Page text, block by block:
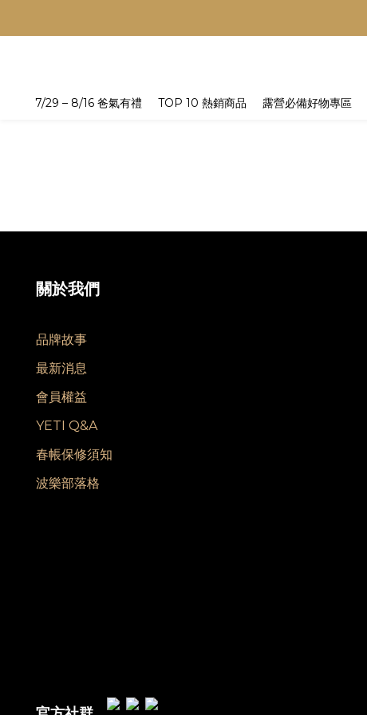
7/29 – 8/16 爸氣有禮 TOP 10 熱銷商品 露營必備好物專區
關於我們
品牌故事
最新消息
會員權益
YETI Q&A
春帳保修須知
波樂部落格